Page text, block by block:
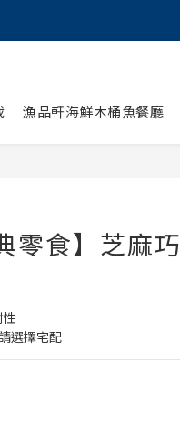
漁品軒海鮮木桶魚餐廳
零食】芝麻巧
選擇宅配